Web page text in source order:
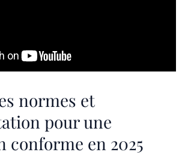
normes et
pour une
conforme en 2025